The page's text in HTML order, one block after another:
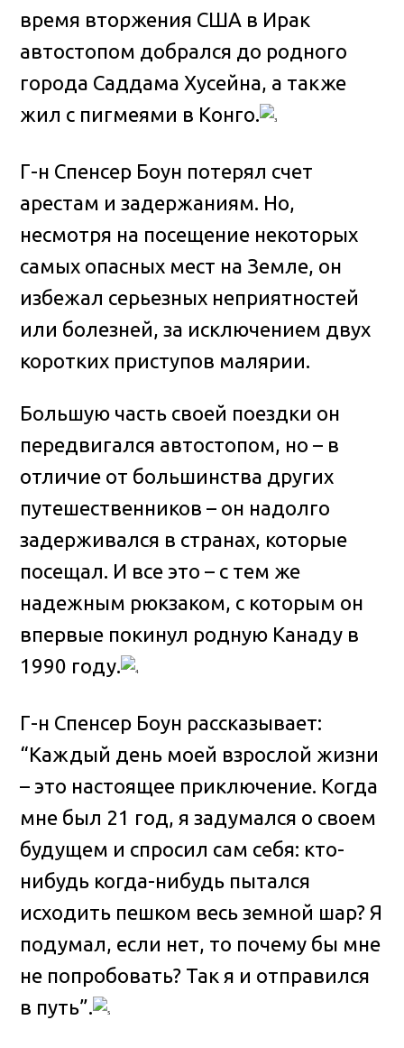
время вторжения США в Ирак
автостопом добрался до родного
города Саддама Хусейна, а также
жил с пигмеями в Конго.
Г-н Спенсер Боун потерял счет
арестам и задержаниям. Но,
несмотря на посещение некоторых
самых опасных мест на Земле, он
избежал серьезных неприятностей
или болезней, за исключением двух
коротких приступов малярии.
Большую часть своей поездки он
передвигался автостопом, но – в
отличие от большинства других
путешественников – он надолго
задерживался в странах, которые
посещал. И все это – с тем же
надежным рюкзаком, с которым он
впервые покинул родную Канаду в
1990 году.
Г-н Спенсер Боун рассказывает:
“Каждый день моей взрослой жизни
– это настоящее приключение. Когда
мне был 21 год, я задумался о своем
будущем и спросил сам себя: кто-
нибудь когда-нибудь пытался
исходить пешком весь земной шар? Я
подумал, если нет, то почему бы мне
не попробовать? Так я и отправился
в путь”.